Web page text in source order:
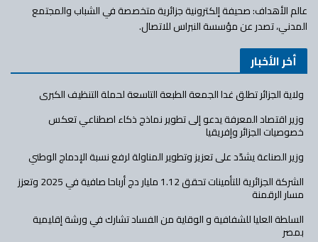
عالم الأهداف: صحيفة إلكترونية جزائرية متخصصة في الشباب والمجتمع
المدني، تصدر عن مؤسسة النبراس للاتصال.
أخر الأخبار
ولاية الجزائر تطلق غدا الجمعة الطبعة التاسعة لحملة التنظيف الكبرى
وزير اقتصاد المعرفة يدعو إلى تطوير نماذج ذكاء اصطناعي تعكس
خصوصيات الجزائر وإفريقيا
وزير الصناعة يشدّد على تعزيز وتطوير المناولة لرفع نسبة الإدماج الوطني
الشركة الجزائرية للتأمينات تحقق 1.12 مليار دج أرباحا صافية في 2025 وتعزز
مسار الرقمنة
السلطة العليا للشفافية و الوقاية من الفساد تشارك في ورشة إقليمية
بمصر